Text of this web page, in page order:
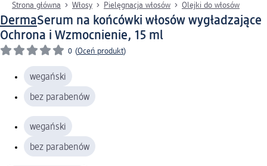
Strona główna Włosy Pielęgnacja włosów Olejki do włosów
DermaSerum na końcówki włosów wygładzające
Ochrona i Wzmocnienie, 15 ml
0 (Oceń produkt)
wegański
bez parabenów
wegański
bez parabenów